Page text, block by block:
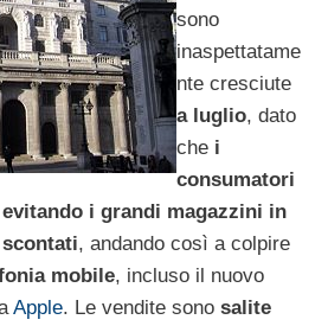
sono
inaspettatame
nte cresciute
a luglio, dato
che i
consumatori
i grandi magazzini in
, andando così a colpire
mobile, incluso il nuovo
Apple. Le vendite sono salite